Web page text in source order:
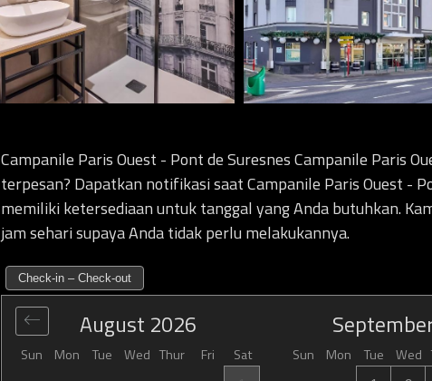
Campanile Paris Ouest - Pont de Suresnes Campanile Paris
terpesan? Dapatkan notifikasi saat Campanile Paris Ouest -
memiliki ketersediaan untuk tanggal yang Anda butuhkan.
jam sehari supaya Anda tidak perlu melakukannya.
Check-in – Check-out
Sun Mon Tue Wed Thur Fri Sat Sun Mon Tue Wed
August 2026